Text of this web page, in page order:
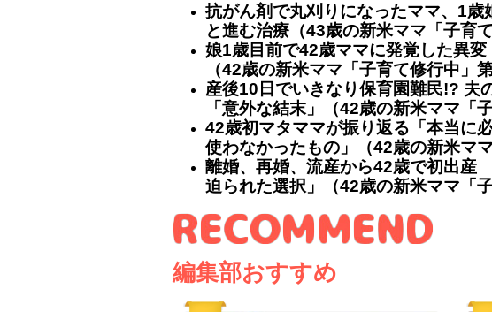
抗がん剤で丸刈りになったママ、1
と進む治療（43歳の新米ママ「子育
娘1歳目前で42歳ママに発覚した異
（42歳の新米ママ「子育て修行中」第
産後10日でいきなり保育園難民!? 夫
「意外な結末」（42歳の新米ママ「
42歳初マタママが振り返る「本当に
使わなかったもの」（42歳の新米マ
離婚、再婚、流産から42歳で初出産
迫られた選択」（42歳の新米ママ「
編集部おすすめ